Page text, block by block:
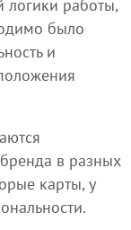
логики работы,
было
и
в разных
карты, у